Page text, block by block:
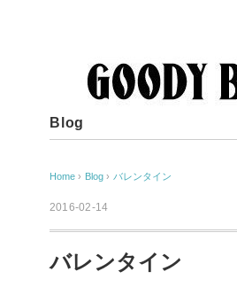
Blog
Home › Blog › バレンタイン
2016-02-14
バレンタイン